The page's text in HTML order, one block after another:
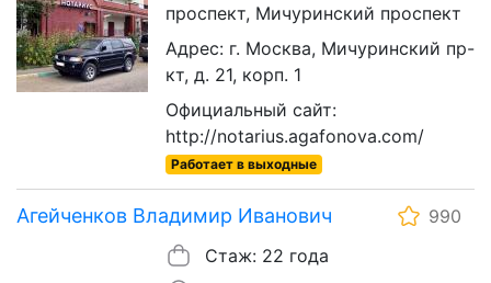
проспект, Мичуринский проспект
Адрес: г. Москва, Мичуринский пр-
кт, д. 21, корп. 1
Официальный сайт:
http://notarius.agafonova.com/
Работает в выходные
Агейченков Владимир Иванович
990
Стаж: 22 года